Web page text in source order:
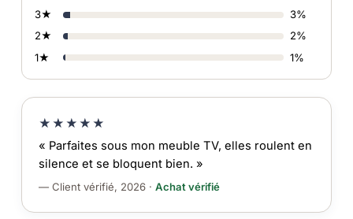
3★
3%
2★
2%
1★
1%
★★★★★
« Parfaites sous mon meuble TV, elles roulent en
silence et se bloquent bien. »
— Client vérifié, 2026 · Achat vérifié